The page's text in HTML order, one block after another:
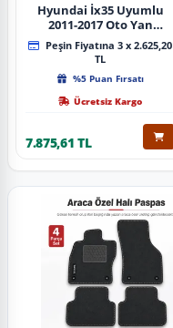
Hyundai İx35 Uyumlu
2011-2017 Oto Yan
Basamak Koruma Side
Step Bmw Style
Peşin Fiyatına 3 x 2.625,20
TL
%5 Puan Fırsatı
Ücretsiz Kargo
7.875,61 TL